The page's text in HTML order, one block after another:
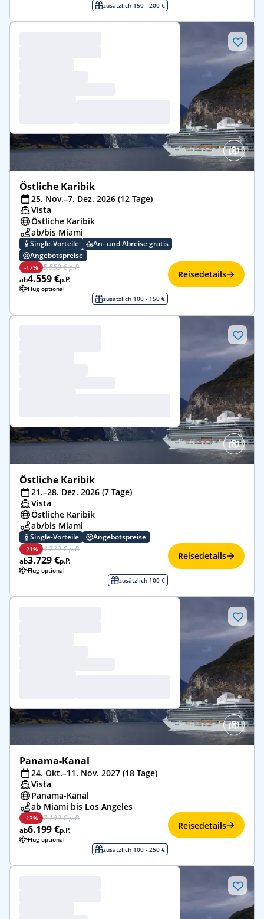
zusätzlich 150 - 200 €
Östliche Karibik
25. Nov.–7. Dez. 2026 (12 Tage)
Vista
Östliche Karibik
ab/bis Miami
Single-Vorteile
An- und Abreise gratis
Angebotspreise
-17% 5.559 € p.P.
ab4.559 €p.P.
Flug optional
zusätzlich 100 - 150 €
Reisedetails
Östliche Karibik
21.–28. Dez. 2026 (7 Tage)
Vista
Östliche Karibik
ab/bis Miami
Single-Vorteile Angebotspreise
-21% 4.729 € p.P.
ab3.729 €p.P.
Flug optional
zusätzlich 100 €
Reisedetails
Panama-Kanal
24. Okt.–11. Nov. 2027 (18 Tage)
Vista
Panama-Kanal
ab Miami bis Los Angeles
-13% 7.199 € p.P.
ab6.199 €p.P.
Flug optional
zusätzlich 100 - 250 €
Reisedetails